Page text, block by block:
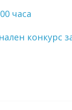
часа
конкурс